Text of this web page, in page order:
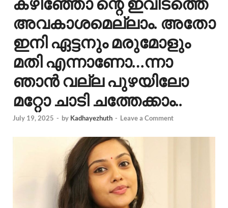
അവകാശമെല്ലാം. അതോ
ഇനി ഏട്ടനും മരുമോളും
മതി എന്നാണോ…ന്നാ
ഞാൻ വല്ല പുഴയിലോ
മറ്റോ ചാടി ചത്തേക്കാം..
July 19, 2025 - by Kadhayezhuth - Leave a Comment